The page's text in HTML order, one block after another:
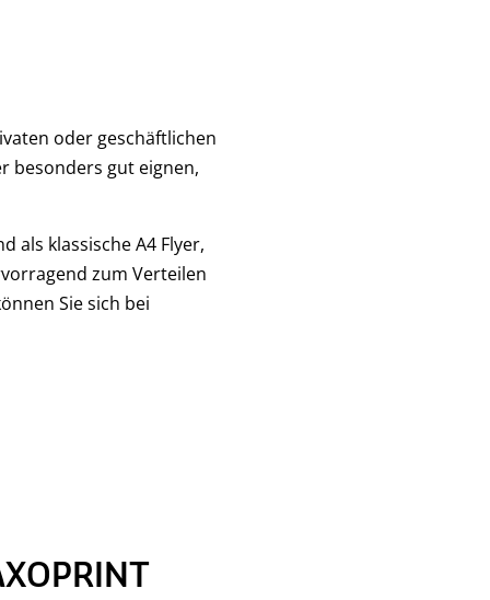
oder geschäftlichen
besonders gut eignen,
als klassische A4 Flyer,
zum Verteilen
Sie sich bei